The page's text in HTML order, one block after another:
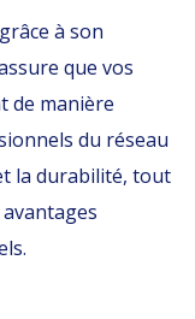
à son
que vos
de manière
du réseau
la durabilité, tout